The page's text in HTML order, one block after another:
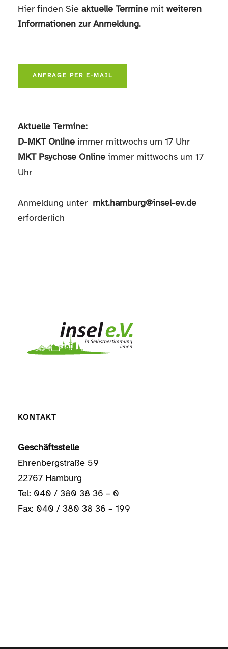
Hier finden Sie aktuelle Termine mit weiteren
Informationen zur Anmeldung.
ANFRAGE PER E-MAIL
Aktuelle Termine:
D-MKT Online immer mittwochs um 17 Uhr
MKT Psychose Online immer mittwochs um 17
Uhr
Anmeldung unter mkt.hamburg@insel-ev.de
erforderlich
KONTAKT
Geschäftsstelle
Ehrenbergstraße 59
22767 Hamburg
Tel: 040 / 380 38 36 – 0
Fax: 040 / 380 38 36 – 199